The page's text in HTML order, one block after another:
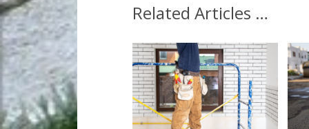
Related Articles …